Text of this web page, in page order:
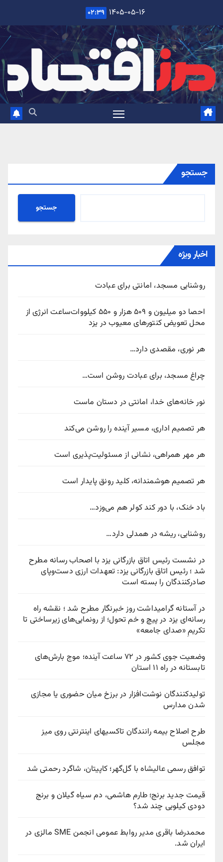
content
۱۴۰۵-۰۵-۱۶ ۰۲:۳۹
جستجو
جستجو
اخبار ویژه
روشنایی مسجد، امانتی برای عبادت
احصا دو میلیون و ۵۰۹ هزار و ۵۵۰ کیلووات‌ساعت انرژی از
محل تعویض کنتورهای معیوب در یزد
هر نوری، مقصدی دارد…
چراغ مسجد، برای عبادت روشن است…
نور خانه‌های خدا، امانتی در دستان ماست
هر تصمیم اداری، مسیر آینده را روشن می‌کند
هر مهر همراهی، نشانی از مسئولیت‌پذیری است
هر تصمیم هوشمندانه، کلید رونق پایدار است
باد خنک، با دور کند کولر هم می‌وزد…
روشنایی، ریشه در همدلی دارد…
در نشست رئیس اتاق بازرگانی یزد با اصحاب رسانه مطرح
شد ؛ رئیس اتاق بازرگانی یزد: تعهدات ارزی دست‌وپای
صادرکنندگان را بسته است
در آستانه گرامیداشت روز خبرنگار مطرح شد ؛ نقشه راه
رسانه‌ای یزد در پیچ‌ و خم تحول؛ از رونمایی‌های زیرساختی تا
تکریمِ «صدای جامعه»
وضعیت جوی کشور در ۷۲ ساعت آینده؛ موج بارش‌های
تابستانه در راه ۱۱ استان
تولیدکنندگان نوشت‌افزار در برزخ میان حضوری یا مجازی
شدن مدارس
طرح اصلاح بیمه رانندگان تاکسیهای اینترنتی روی میز
مجلس
توافق رسمی عالیشاه با گل‌گهر؛ کاپیتان، شاگرد رحمتی شد
قیمت جدید برنج؛ طارم هاشمی، دم سیاه گیلان و برنج
دودی کیلویی چند شد؟
محمدرضا باقری مدیر روابط عمومی انجمن SME مالزی در
ایران شد.